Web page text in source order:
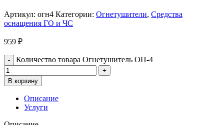
Артикул: огн4 Категории: Огнетушители, Средства
оснащения ГО и ЧС
959 ₽
Количество товара Огнетушитель ОП-4
В корзину
Описание
Услуги